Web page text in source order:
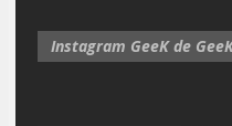
Instagram GeeK de